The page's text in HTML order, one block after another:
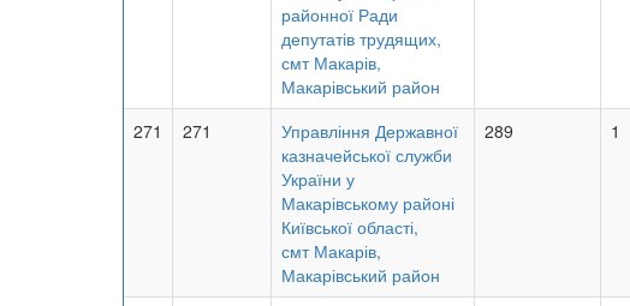
районної Ради
депутатів трудящих,
смт Макарів,
Макарівський район
271 271
Управління Державної
казначейської служби
України у
Макарівському районі
Київської області,
смт Макарів,
Макарівський район
289 1